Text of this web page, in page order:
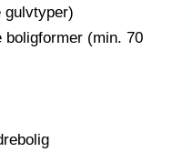
gulvtyper)
(min. 70